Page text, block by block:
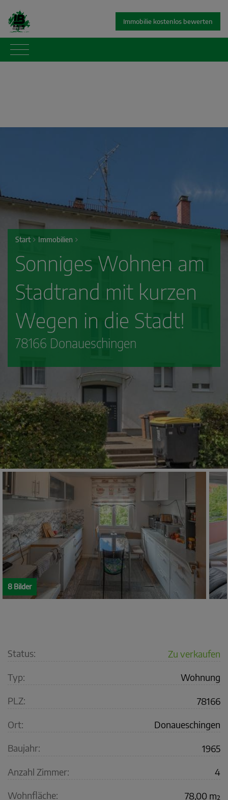
Immobilie kostenlos bewerten
Start Immobilien
Sonniges Wohnen am
Stadtrand mit kurzen
Wegen in die Stadt!
78166 Donaueschingen
8 Bilder
Status: Zu verkaufen
Typ: Wohnung
PLZ: 78166
Ort: Donaueschingen
Baujahr: 1965
Anzahl Zimmer: 4
Wohnfläche: 78,00 m²